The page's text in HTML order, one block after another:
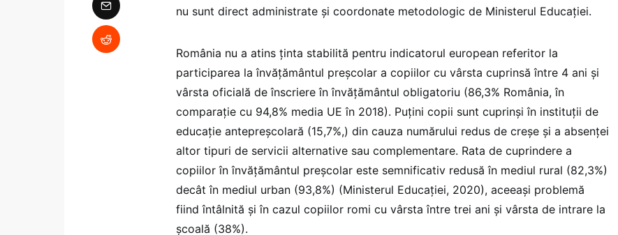
nu sunt direct administrate și coordonate metodologic de Ministerul Educației.
România nu a atins ținta stabilită pentru indicatorul european referitor la
participarea la învățământul preșcolar a copiilor cu vârsta cuprinsă între 4 ani și
vârsta oficială de înscriere în învățământul obligatoriu (86,3% România, în
comparație cu 94,8% media UE în 2018). Puțini copii sunt cuprinși în instituții de
educație antepreșcolară (15,7%,) din cauza numărului redus de creșe și a absenței
altor tipuri de servicii alternative sau complementare. Rata de cuprindere a
copiilor în învățământul preșcolar este semnificativ redusă în mediul rural (82,3%)
decât în mediul urban (93,8%) (Ministerul Educației, 2020), aceeași problemă
fiind întâlnită și în cazul copiilor romi cu vârsta între trei ani și vârsta de intrare la
școală (38%).